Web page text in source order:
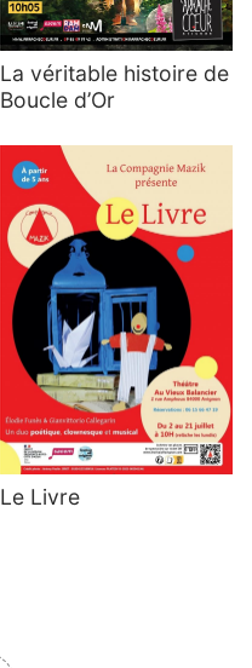
La véritable histoire de
Boucle d’Or
Le Livre